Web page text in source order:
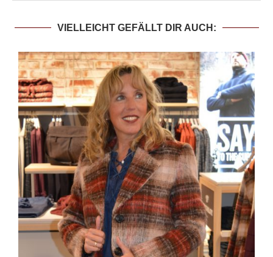
VIELLEICHT GEFÄLLT DIR AUCH: